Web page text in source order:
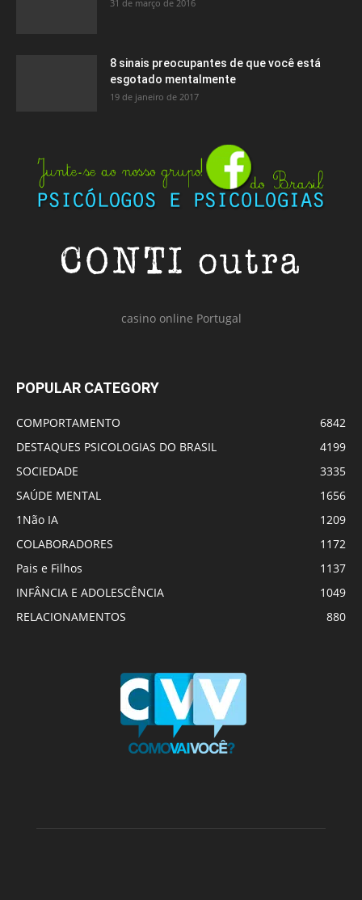
31 de março de 2016
8 sinais preocupantes de que você está
esgotado mentalmente
19 de janeiro de 2017
casino online Portugal
POPULAR CATEGORY
COMPORTAMENTO
6842
DESTAQUES PSICOLOGIAS DO BRASIL
4199
SOCIEDADE
3335
SAÚDE MENTAL
1656
1Não IA
1209
COLABORADORES
1172
Pais e Filhos
1137
INFÂNCIA E ADOLESCÊNCIA
1049
RELACIONAMENTOS
880